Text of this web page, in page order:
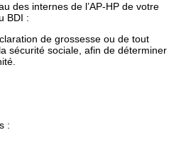
des internes de l’AP-HP de votre
BDI :
de grossesse ou de tout
sécurité sociale, afin de déterminer
: